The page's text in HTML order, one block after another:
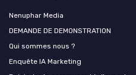
Nenuphar Media
DEMANDE DE DEMONSTRATION
Qui sommes nous ?
Enquête IA Marketing